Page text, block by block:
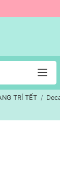
TRÍ TẾT